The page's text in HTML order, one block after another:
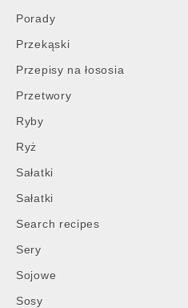
Porady
Przekąski
Przepisy na łososia
Przetwory
Ryby
Ryż
Sałatki
Sałatki
Search recipes
Sery
Sojowe
Sosy